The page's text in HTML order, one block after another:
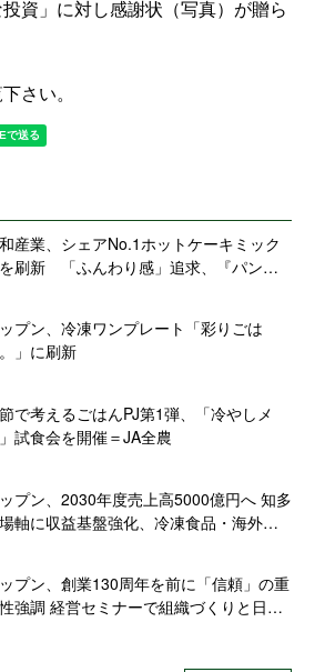
資」に対し感謝状（写真）が贈ら
さい。
産業、シェアNo.1ホットケーキミック
刷新 「ふんわり感」追求、『パンど
プン、冷凍ワンプレート「彩りごは
」に刷新
で考えるごはんPJ第1弾、「冷やしメ
試食会を開催＝JA全農
プン、2030年度売上高5000億円へ 知多
軸に収益基盤強化、冷凍食品・海外を
プン、創業130周年を前に「信頼」の重
強調 経営セミナーで組織づくりと日本